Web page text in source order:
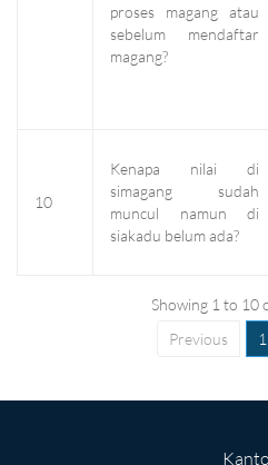
proses magang atau
sebelum mendaftar
magang?
10
Kenapa nilai di
simagang sudah
muncul namun di
siakadu belum ada?
Showing 1 to 10
Previous
1